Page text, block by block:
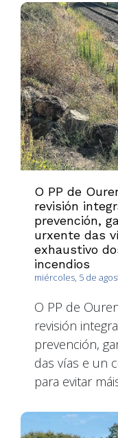
O PP de
revisión
prevención,
urxente das
exhaustivo
incendios
miércoles, 5 de
O PP de
revisión
prevención,
das vías e un
para evitar